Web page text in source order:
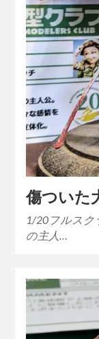
傷ついた
1/20フルスク
の主人…